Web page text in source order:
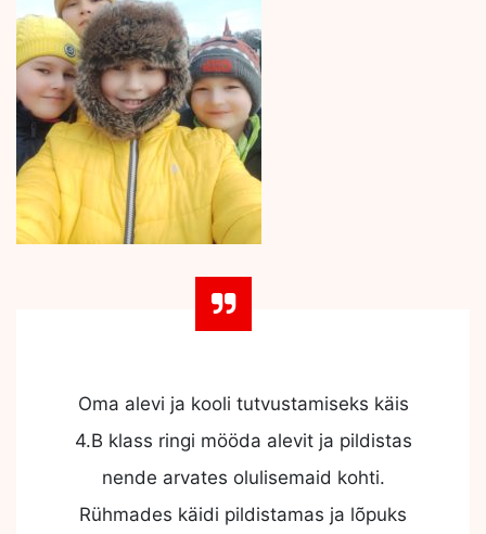
Oma alevi ja kooli tutvustamiseks käis
4.B klass ringi mööda alevit ja pildistas
nende arvates olulisemaid kohti.
Rühmades käidi pildistamas ja lõpuks